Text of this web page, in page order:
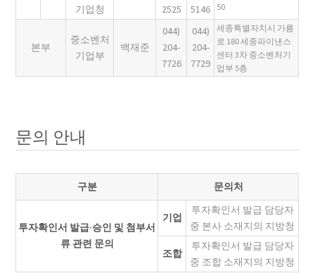
기업청
2525
5146
50
본부
중소벤처
기업부
백재준
044)
204-
7726
044)
204-
7729
세종특별자치시 가름
로 180 세종파이낸스
센터 3차 중소벤처기
업부 5층
문의 안내
구분 문의처
투자확인서 발급·승인 및 첨부서
류 관련 문의
기업
투자확인서 발급 담당자
중 본사 소재지의 지방청
조합
투자확인서 발급 담당자
중 조합 소재지의 지방청